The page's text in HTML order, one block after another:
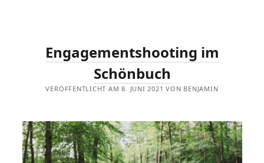
Engagementshooting im
Schönbuch
VERÖFFENTLICHT AM 8. JUNI 2021 VON BENJAMIN